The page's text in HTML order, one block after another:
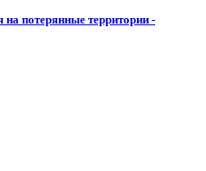
на потерянные территории -